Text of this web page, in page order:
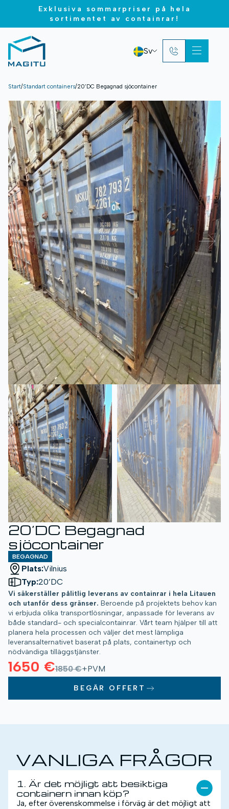
Exklusiva sommarpriser på hela
sortimentet av containrar!
Sv
Start/Standart containers/20’DC Begagnad sjöcontainer
20’DC Begagnad
sjöcontainer
BEGAGNAD
Plats:Vilnius
Typ:20’DC
Vi säkerställer pålitlig leverans av containrar i hela Litauen
och utanför dess gränser. Beroende på projektets behov kan
vi erbjuda olika transportlösningar, anpassade för leverans av
både standard- och specialcontainrar. Vårt team hjälper till att
planera hela processen och väljer det mest lämpliga
leveransalternativet baserat på plats, containertyp och
nödvändiga tilläggstjänster.
1650 €1850 €+PVM
BEGÄR OFFERT
VANLIGA FRÅGOR
1. Är det möjligt att besiktiga
containern innan köp?
Ja, efter överenskommelse i förväg är det möjligt att